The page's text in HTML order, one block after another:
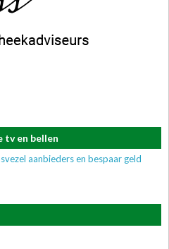
en bellen
aanbieders en bespaar geld